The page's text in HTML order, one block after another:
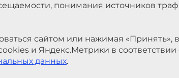
понимания источников
сайтом или нажимая «Принять»,
и Яндекс.Метрики в соответствии
данных.